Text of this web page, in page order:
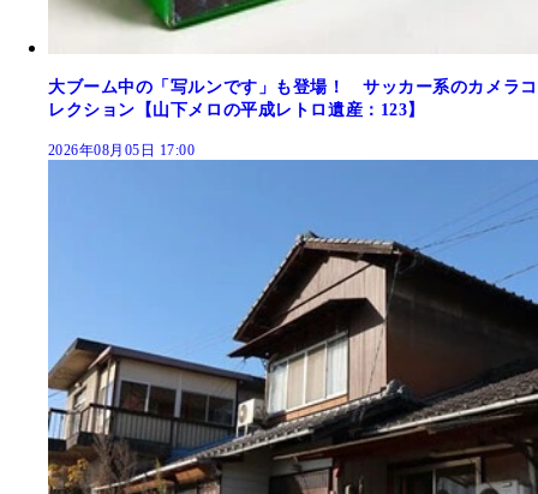
大ブーム中の「写ルンです」も登場！ サッカー系のカメラコ
レクション【山下メロの平成レトロ遺産：123】
2026年08月05日 17:00